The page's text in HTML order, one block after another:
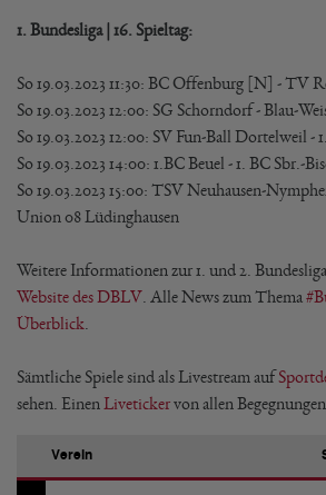
1. Bundesliga | 16. Spieltag:
So 19.03.2023 11:30: BC Offenburg [N] - TV
So 19.03.2023 12:00: SG Schorndorf - Blau-
So 19.03.2023 12:00: SV Fun-Ball Dortelweil
So 19.03.2023 14:00: 1.BC Beuel - 1. BC Sbr.-
So 19.03.2023 15:00: TSV Neuhausen-
Union 08 Lüdinghausen
Weitere Informationen zur 1. und 2.
Website des DBLV . Alle News zum Thema
Überblick
Sämtliche Spiele sind als Livestream auf
sehen. Einen Livetickervon allen
Verein